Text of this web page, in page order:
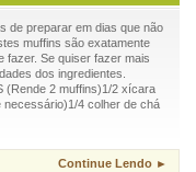
de preparar em dias que não
muffins são exatamente
fazer. Se quiser fazer mais
dos ingredientes.
(Rende 2 muffins)1/2 xícara
4 colher de chá
Continue Lendo ►